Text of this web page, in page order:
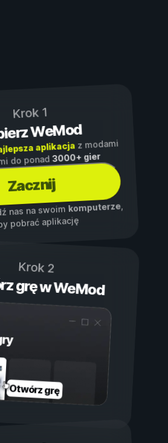
Krok 1
WeMod
aplikacjaz modami
do ponad3000+ gier
Zacznij
nas na swoim komputerze,
pobrać aplikację
Krok 2
grę w WeMod
Otwórz grę